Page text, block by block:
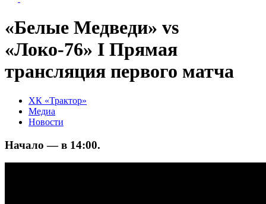
«Белые Медведи» vs
«Локо-76» I Прямая
трансляция первого матча
ХК «Трактор»
Медиа
Новости
Начало — в 14:00.